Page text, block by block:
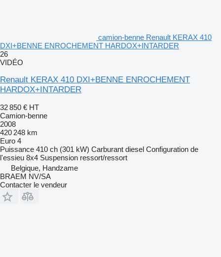
camion-benne Renault KERAX 410
DXI+BENNE ENROCHEMENT HARDOX+INTARDER
26
VIDÉO
Renault KERAX 410 DXI+BENNE ENROCHEMENT
HARDOX+INTARDER
32 850 € HT
Camion-benne
2008
420 248 km
Euro 4
Puissance 410 ch (301 kW) Carburant diesel Configuration de
l'essieu 8x4 Suspension ressort/ressort
Belgique, Handzame
BRAEM NV/SA
Contacter le vendeur